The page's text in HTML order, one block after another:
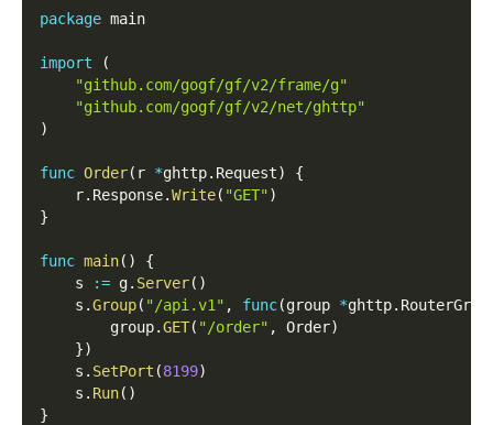
package main
import
(
"github.com/gogf/gf/v2/frame/g"
"github.com/gogf/gf/v2/net/ghttp"
)
func Order( r *ghttp. Request)
{
    r
. Response.Write( "GET")
}
func main( )
{
    s
:= g. Server( )
    s
.Group( "/api.v1" , func(group *ghttp.
        group
.GET( "/order" , Order)
})
    s
. SetPort (8199)
    s
. Run( )
}